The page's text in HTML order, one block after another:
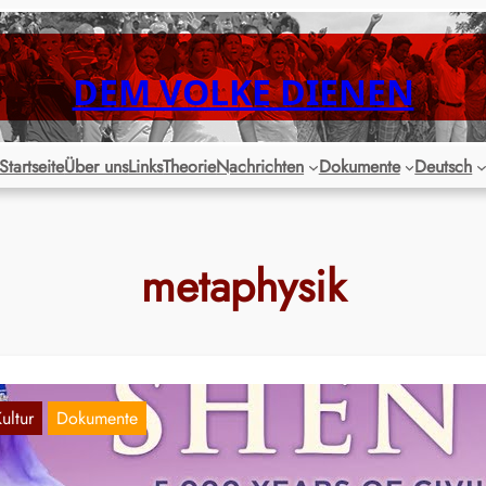
DEM VOLKE DIENEN
StartseiteÜber unsLinksTheorieNachrichten Dokumente Deutsch
metaphysik
Dokumente
vor dem Kommunismus“: Nur singen